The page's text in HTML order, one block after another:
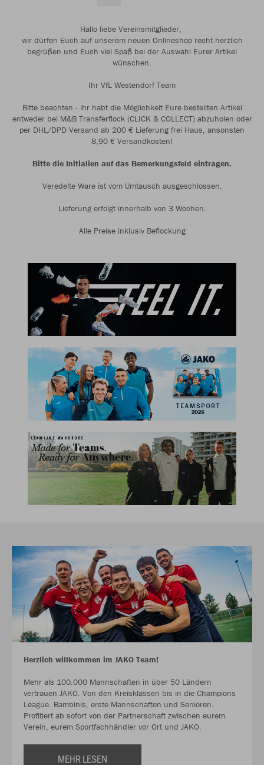
Hallo liebe Vereinsmitglieder,
wir dürfen Euch auf unserem neuen Onlineshop recht herzlich
begrüßen und Euch viel Spaß bei der Auswahl Eurer Artikel
wünschen.
Ihr VfL Westendorf Team
Bitte beachten - ihr habt die Möglichkeit Eure bestellten Artikel
entweder bei M&B Transferflock (CLICK & COLLECT) abzuholen oder
per DHL/DPD Versand ab 200 € Lieferung frei Haus, ansonsten
8,90 € Versandkosten!
Bitte die Initialien auf das Bemerkungsfeld eintragen.
Veredelte Ware ist vom Umtausch ausgeschlossen.
Lieferung erfolgt innerhalb von 3 Wochen.
Alle Preise inklusiv Beflockung
Herzlich willkommen im JAKO Team!
Mehr als 100.000 Mannschaften in über 50 Ländern
vertrauen JAKO. Von den Kreisklassen bis in die Champions
League. Bambinis, erste Mannschaften und Senioren.
Profitiert ab sofort von der Partnerschaft zwischen eurem
Verein, eurem Sportfachhändler vor Ort und JAKO.
MEHR LESEN